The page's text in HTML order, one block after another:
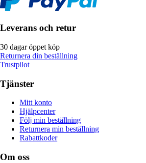
Leverans och retur
30 dagar öppet köp
Returnera din beställning
Trustpilot
Tjänster
Mitt konto
Hjälpcenter
Följ min beställning
Returnera min beställning
Rabattkoder
Om oss